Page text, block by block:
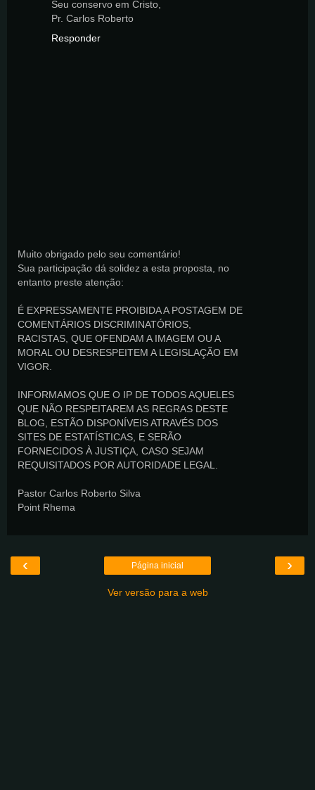
Seu conservo em Cristo,
Pr. Carlos Roberto
Responder
Muito obrigado pelo seu comentário!
Sua participação dá solidez a esta proposta, no
entanto preste atenção:
É EXPRESSAMENTE PROIBIDA A POSTAGEM DE
COMENTÁRIOS DISCRIMINATÓRIOS,
RACISTAS, QUE OFENDAM A IMAGEM OU A
MORAL OU DESRESPEITEM A LEGISLAÇÃO EM
VIGOR.
INFORMAMOS QUE O IP DE TODOS AQUELES
QUE NÃO RESPEITAREM AS REGRAS DESTE
BLOG, ESTÃO DISPONÍVEIS ATRAVÉS DOS
SITES DE ESTATÍSTICAS, E SERÃO
FORNECIDOS À JUSTIÇA, CASO SEJAM
REQUISITADOS POR AUTORIDADE LEGAL.
Pastor Carlos Roberto Silva
Point Rhema
‹ ›
Página inicial
Ver versão para a web